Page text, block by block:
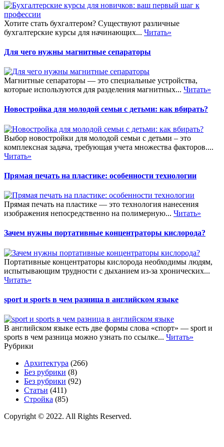
Хотите стать бухгалтером? Существуют различные
бухгалтерские курсы для начинающих... Читать»
Для чего нужны магнитные сепараторы
Магнитные сепараторы — это специальные устройства,
которые используются для разделения магнитных... Читать»
Новостройка для молодой семьи с детьми: как вбирать?
Выбор новостройки для молодой семьи с детьми – это
комплексная задача, требующая учета множества факторов....
Читать»
Прямая печать на пластике: особенности технологии
Прямая печать на пластике — это технология нанесения
изображения непосредственно на полимерную... Читать»
Зачем нужны портативные концентраторы кислорода?
Портативные концентраторы кислорода необходимы людям,
испытывающим трудности с дыханием из-за хронических...
Читать»
sport и sports в чем разница в английском языке
В английском языке есть две формы слова «спорт» — sport и
sports в чем разница можно узнать по ссылке... Читать»
Рубрики
Архитектура (266)
Без рубрики (8)
Без рубрики (92)
Статьи (411)
Стройка (85)
Copyright © 2022. All Rights Reserved.